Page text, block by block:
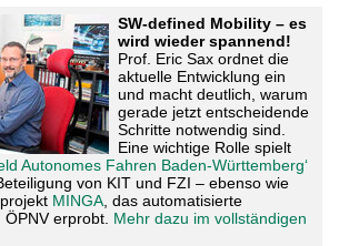
SW-defined Mobility – es
wird wieder spannend!
Prof. Eric Sax ordnet die
aktuelle Entwicklung ein
und macht deutlich, warum
gerade jetzt entscheidende
Schritte notwendig sind.
Eine wichtige Rolle spielt
Autonomes Fahren Baden‑Württemberg‘
von KIT und FZI – ebenso wie
MINGA, das automatisierte
ÖPNV erprobt. Mehr dazu im vollständigen